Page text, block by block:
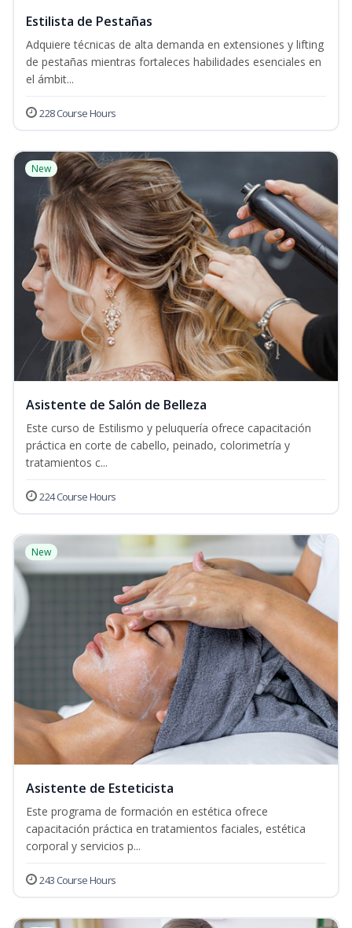
Estilista de Pestañas
Adquiere técnicas de alta demanda en extensiones y lifting
de pestañas mientras fortaleces habilidades esenciales en
el ámbit...
228 Course Hours
New
Asistente de Salón de Belleza
Este curso de Estilismo y peluquería ofrece capacitación
práctica en corte de cabello, peinado, colorimetría y
tratamientos c...
224 Course Hours
New
Asistente de Esteticista
Este programa de formación en estética ofrece
capacitación práctica en tratamientos faciales, estética
corporal y servicios p...
243 Course Hours